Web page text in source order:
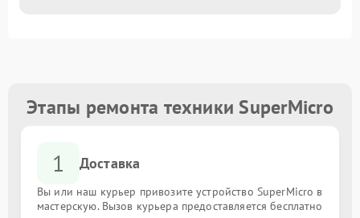
Этапы ремонта техники SuperMicro
1 Доставка
Вы или наш курьер привозите устройство SuperMicro в
мастерскую. Вызов курьера предоставляется бесплатно